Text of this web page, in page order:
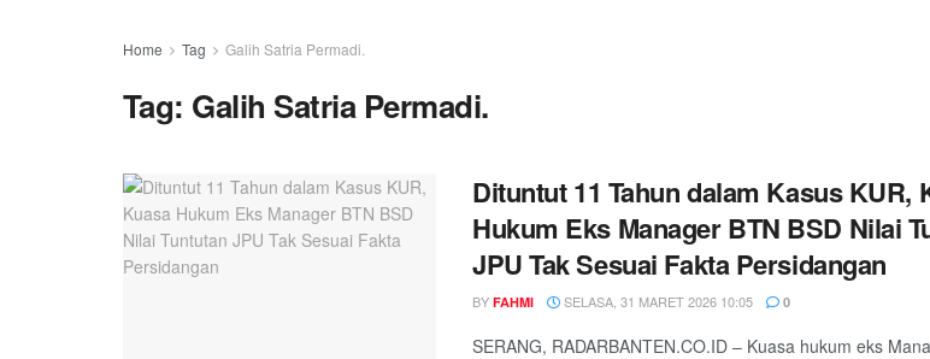
Home Tag Galih Satria Permadi.
Tag: Galih Satria Permadi.
Dituntut 11 Tahun dalam Kasus KUR,
Hukum Eks Manager BTN BSD Nilai
JPU Tak Sesuai Fakta Persidangan
BY FAHMI SELASA, 31 MARET 2026 10:05 0
SERANG, RADARBANTEN.CO.ID – Kuasa hukum eks